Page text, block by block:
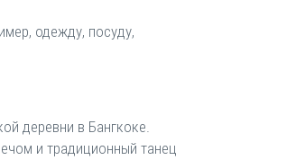
одежду, посуду,
деревни в Бангкоке.
и традиционный танец